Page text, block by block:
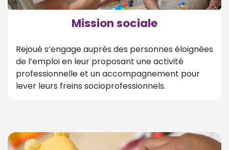
Mission sociale
Rejoué s’engage auprès des personnes éloignées
de l’emploi en leur proposant une activité
professionnelle et un accompagnement pour
lever leurs freins socioprofessionnels.